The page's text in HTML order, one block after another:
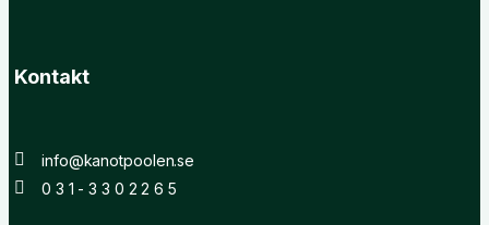
Kontakt
info@kanotpoolen.se
0 3 1 - 3 3 0 2 2 6 5